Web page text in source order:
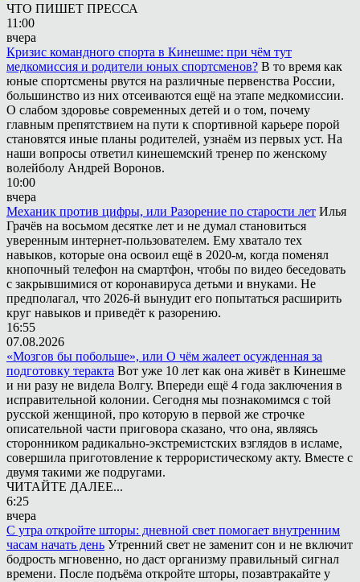
ЧТО ПИШЕТ ПРЕССА
11:00
вчера
Кризис командного спорта в Кинешме: при чём тут
медкомиссия и родители юных спортсменов? В то время как
юные спортсмены рвутся на различные первенства России,
большинство из них отсеиваются ещё на этапе медкомиссии.
О слабом здоровье современных детей и о том, почему
главным препятствием на пути к спортивной карьере порой
становятся иные планы родителей, узнаём из первых уст. На
наши вопросы ответил кинешемский тренер по женскому
волейболу Андрей Воронов.
10:00
вчера
Механик против цифры, или Разорение по старости лет Илья
Грачёв на восьмом десятке лет и не думал становиться
уверенным интернет-пользователем. Ему хватало тех
навыков, которые она освоил ещё в 2020-м, когда поменял
кнопочный телефон на смартфон, чтобы по видео беседовать
с закрывшимися от коронавируса детьми и внуками. Не
предполагал, что 2026-й вынудит его попытаться расширить
круг навыков и приведёт к разорению.
16:55
07.08.2026
«Мозгов бы побольше», или О чём жалеет осужденная за
подготовку теракта Вот уже 10 лет как она живёт в Кинешме
и ни разу не видела Волгу. Впереди ещё 4 года заключения в
исправительной колонии. Сегодня мы познакомимся с той
русской женщиной, про которую в первой же строчке
описательной части приговора сказано, что она, являясь
сторонником радикально-экстремистских взглядов в исламе,
совершила приготовление к террористическому акту. Вместе с
двумя такими же подругами.
ЧИТАЙТЕ ДАЛЕЕ...
6:25
вчера
С утра откройте шторы: дневной свет помогает внутренним
часам начать день Утренний свет не заменит сон и не включит
бодрость мгновенно, но даст организму правильный сигнал
времени. После подъёма откройте шторы, позавтракайте у